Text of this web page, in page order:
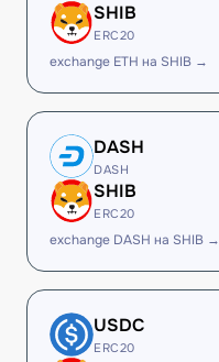
SHIB
ERC20
exchange ETH на SHIB →
DASH
DASH
SHIB
ERC20
exchange DASH на SHIB →
USDC
ERC20